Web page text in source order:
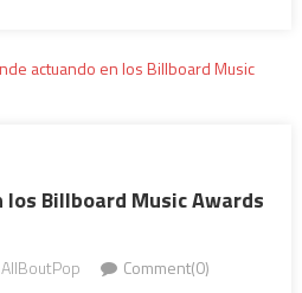
Billboard Music Awards
AllBoutPop Comment(0)